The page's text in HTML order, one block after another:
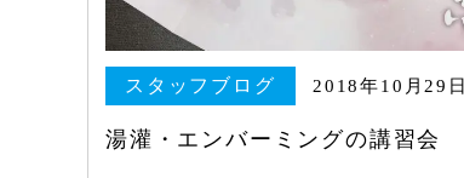
スタッフブログ 2018年10月29日
湯灌・エンバーミングの講習会